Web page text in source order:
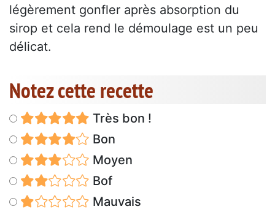
légèrement gonfler après absorption du
sirop et cela rend le démoulage est un peu
délicat.
Notez cette recette
Très bon !
Bon
Moyen
Bof
Mauvais